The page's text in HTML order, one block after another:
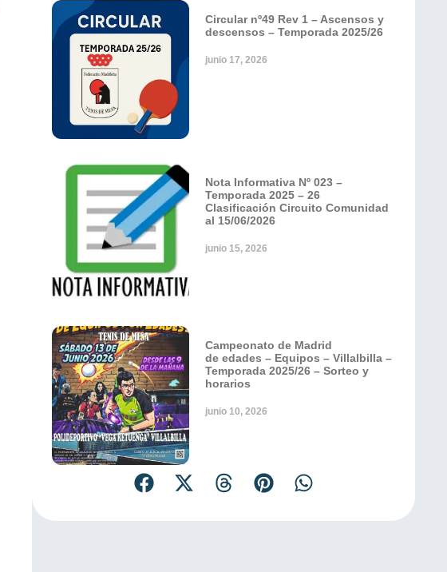
Circular nº49 Rev 1 – Ascensos y
descensos – Temporada 2025/26
junio 17, 2026
Nota Informativa Nº 023 –
Temporada 2025 – 26
Clasificación Circuito Comunidad
al 15/06/2026
junio 15, 2026
Campeonato de Madrid
de edades – Equipos – Villalbilla –
Temporada 2025/26 – Sorteo y
horarios
junio 10, 2026